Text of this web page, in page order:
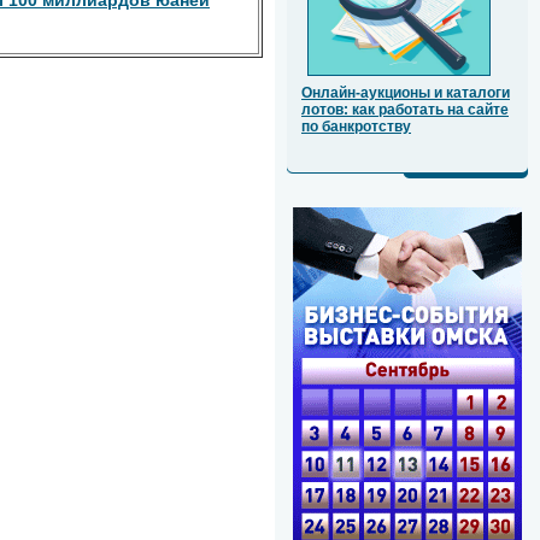
Онлайн-аукционы и каталоги
лотов: как работать на сайте
по банкротству